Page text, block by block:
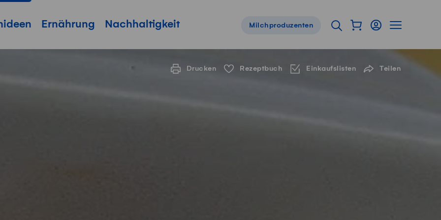
Ernährung Nachhaltigkeit
Servicenavigation
Milchproduzenten Suche öffnen
Warenkorb als
Login
Drucken Rezeptbuch Einkaufslisten Teilen